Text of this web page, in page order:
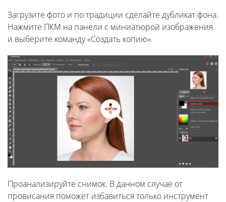
Загрузите фото и по традиции сделайте дубликат фона.
Нажмите ПКМ на панели с миниатюрой изображения
и выберите команду «Создать копию».
Проанализируйте снимок. В данном случае от
провисания поможет избавиться только инструмент